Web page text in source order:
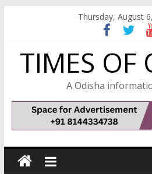
Thursday, August
TIMES OF
A Odisha